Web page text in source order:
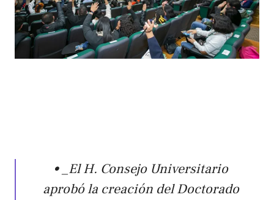
• _El H. Consejo Universitario
aprobó la creación del Doctorado